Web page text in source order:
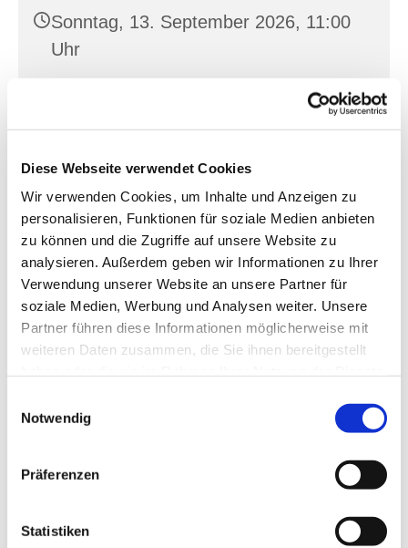
Diese Webseite verwendet Cookies
Wir verwenden Cookies, um Inhalte und Anzeigen zu
personalisieren, Funktionen für soziale Medien anbieten
zu können und die Zugriffe auf unsere Website zu
analysieren. Außerdem geben wir Informationen zu Ihrer
Verwendung unserer Website an unsere Partner für
soziale Medien, Werbung und Analysen weiter. Unsere
Partner führen diese Informationen möglicherweise mit
weiteren Daten zusammen, die Sie ihnen bereitgestellt
Notwendig
Präferenzen
Statistiken
Sonntag, 13. September 2026, 11:00
Uhr
St. Joh. Baptist, Seilerplatz 1, 15517
Fürstenwalde/Spree
Janek Wronski